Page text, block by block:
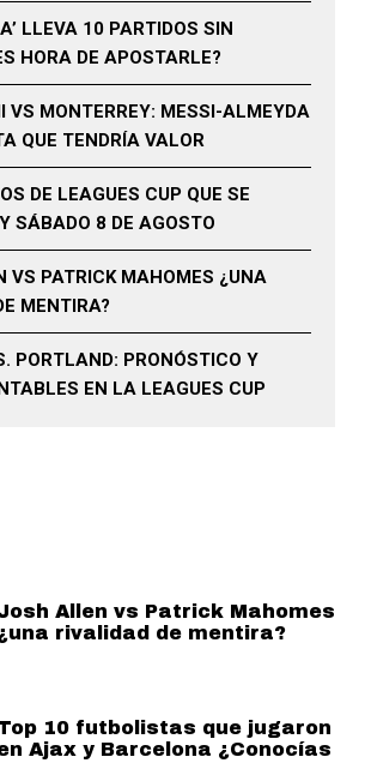
LLEVA 10 PARTIDOS SIN
HORA DE APOSTARLE?
VS MONTERREY: MESSI-ALMEYDA
QUE TENDRÍA VALOR
DE LEAGUES CUP QUE SE
SÁBADO 8 DE AGOSTO
VS PATRICK MAHOMES ¿UNA
MENTIRA?
PORTLAND: PRONÓSTICO Y
EN LA LEAGUES CUP
Allen vs Patrick Mahomes
rivalidad de mentira?
10 futbolistas que jugaron
Ajax y Barcelona ¿Conocías